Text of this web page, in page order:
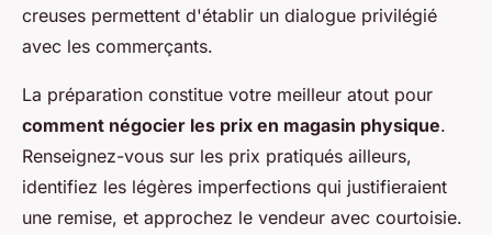
creuses permettent d'établir un dialogue privilégié
avec les commerçants.
La préparation constitue votre meilleur atout pour
comment négocier les prix en magasin physique.
Renseignez-vous sur les prix pratiqués ailleurs,
identifiez les légères imperfections qui justifieraient
une remise, et approchez le vendeur avec courtoisie.